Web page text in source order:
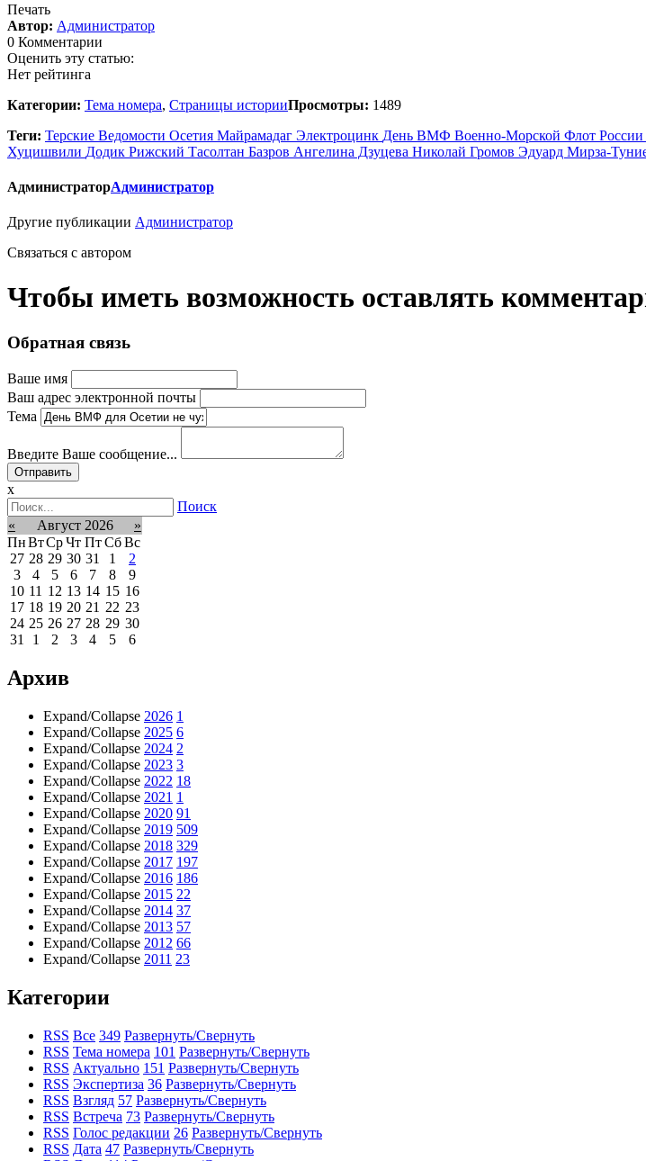
Печать
Автор: Администратор
0 Комментарии
Оценить эту статью:
Нет рейтинга
Категории: Тема номера, Страницы историиПросмотры: 1489
Теги: Терские Ведомости Осетия Майрамадаг Электроцинк День ВМФ Военно-Морской Флот России
Хуцишвили Додик Рижский Тасолтан Базров Ангелина Дзуцева Николай Громов Эдуард Мирза-
АдминистраторАдминистратор
Другие публикации Администратор
Связаться c автором
Чтобы иметь возможность оставлять
Обратная связь
Ваше имя
Ваш адрес электронной почты
Тема
Введите Ваше сообщение...
x
Поиск
«
Август 2026
»
ПнВтСрЧт Пт Сб Вс
27 28 29 30 31 1
2
3
4 5 6 7 8
9
10 11 12 13 14 15 16
17 18 19 20 21 22 23
24 25 26 27 28 29 30
31
1 2 3 4 5 6
Архив
Expand/Collapse 2026 1
Expand/Collapse 2025 6
Expand/Collapse 2024 2
Expand/Collapse 2023 3
Expand/Collapse 2022 18
Expand/Collapse 2021 1
Expand/Collapse 2020 91
Expand/Collapse 2019 509
Expand/Collapse 2018 329
Expand/Collapse 2017 197
Expand/Collapse 2016 186
Expand/Collapse 2015 22
Expand/Collapse 2014 37
Expand/Collapse 2013 57
Expand/Collapse 2012 66
Expand/Collapse 2011 23
Категории
RSS Все 349 Развернуть/Свернуть
RSS Тема номера 101 Развернуть/Свернуть
RSS Актуально 151 Развернуть/Свернуть
RSS Экспертиза 36 Развернуть/Свернуть
RSS Взгляд 57 Развернуть/Свернуть
RSS Встреча 73 Развернуть/Свернуть
RSS Голос редакции 26 Развернуть/Свернуть
RSS Дата 47 Развернуть/Свернуть